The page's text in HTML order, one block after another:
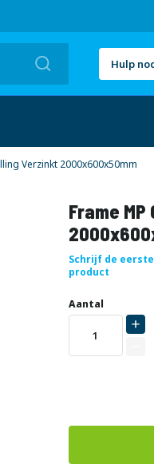
Hulp
Verzinkt 2000x600x50mm
Frame
Schrijf de
product
Uw
aanpassing
DIRECT
LEVERBAAR
Aantal